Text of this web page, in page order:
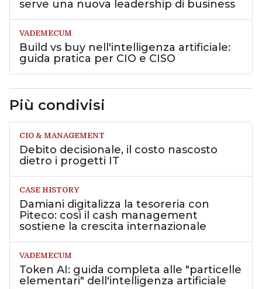
serve una nuova leadership di business
VADEMECUM
Build vs buy nell'intelligenza artificiale:
guida pratica per CIO e CISO
Più condivisi
CIO & MANAGEMENT
Debito decisionale, il costo nascosto
dietro i progetti IT
CASE HISTORY
Damiani digitalizza la tesoreria con
Piteco: così il cash management
sostiene la crescita internazionale
VADEMECUM
Token AI: guida completa alle "particelle
elementari" dell'intelligenza artificiale